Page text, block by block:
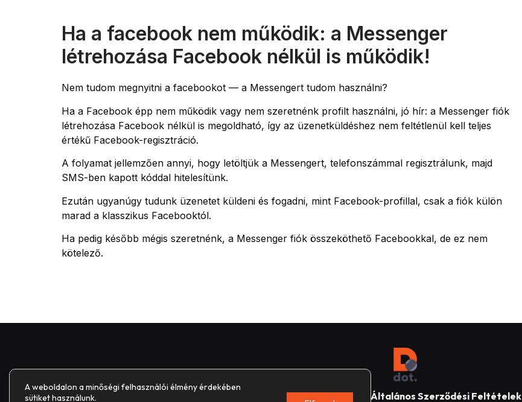
Ha a facebook nem működik: a Messenger
létrehozása Facebook nélkül is működik!
Nem tudom megnyitni a facebookot — a Messengert tudom használni?
Ha a Facebook épp nem működik vagy nem szeretnénk profilt használni, jó hír: a Messenger fiók
létrehozása Facebook nélkül is megoldható, így az üzenetküldéshez nem feltétlenül kell teljes
értékű Facebook-regisztráció.
A folyamat jellemzően annyi, hogy letöltjük a Messengert, telefonszámmal regisztrálunk, majd
SMS-ben kapott kóddal hitelesítünk.
Ezután ugyanúgy tudunk üzenetet küldeni és fogadni, mint Facebook-profillal, csak a fiók külön
marad a klasszikus Facebooktól.
Ha pedig később mégis szeretnénk, a Messenger fiók összeköthető Facebookkal, de ez nem
kötelező.
Impresszum Általános Szerződési Feltételek
A weboldalon a minőségi felhasználói élmény érdekében
sütiket használunk.